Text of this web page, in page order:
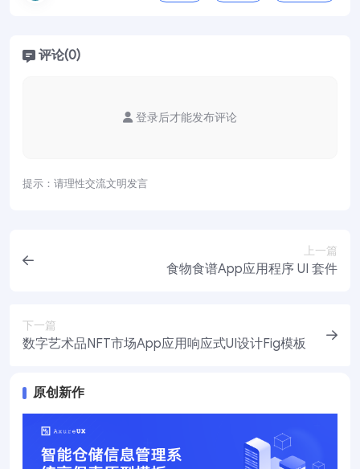
评论(0)
提示：请理性交流文明发言
登录后才能发布评论
上一篇
食物食谱App应用程序 UI 套件
下一篇
数字艺术品NFT市场App应用响应式UI设计Fig模板
原创新作